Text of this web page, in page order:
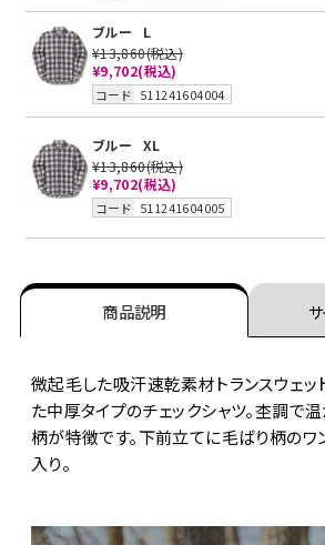
ブルー
L
¥13,860(税込)
¥9,702(税込)
コード 511241604004
ブルー
XL
¥13,860(税込)
¥9,702(税込)
コード 511241604005
商品説明
微起毛した吸汗速乾素材トランスウェッ
た中厚タイプのチェックシャツ。杢調で
柄が特徴です。下前立てに毛ばり柄のワ
入り。